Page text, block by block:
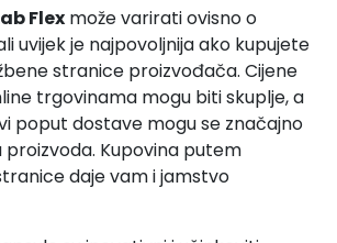
Flex može varirati ovisno o
uvijek je najpovoljnija ako kupujete
stranice proizvođača. Cijene
trgovinama mogu biti skuplje, a
poput dostave mogu se značajno
Kupovina putem
daje vam i jamstvo